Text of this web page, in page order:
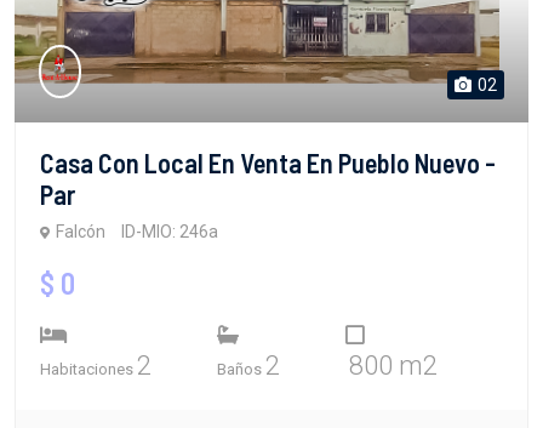
02
Casa Con Local En Venta En Pueblo Nuevo -
Par
Falcón ID-MIO: 246a
$ 0
Habitaciones 2 Baños 2 800 m2